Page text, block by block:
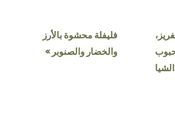
الشيا
فليفلة محشوة بالأرز
والخضار والصنوبر »